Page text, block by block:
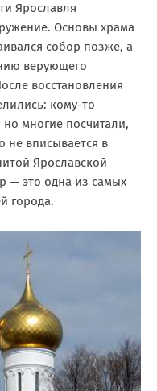
Ярославля
Основы храма
собор позже, а
верующего
восстановления
кому-то
многие посчитали,
не вписывается в
Ярославской
— это одна из самых
города.